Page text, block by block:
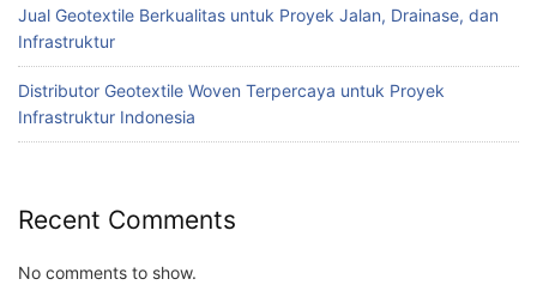
Jual Geotextile Berkualitas untuk Proyek Jalan, Drainase, dan
Infrastruktur
Distributor Geotextile Woven Terpercaya untuk Proyek
Infrastruktur Indonesia
Recent Comments
No comments to show.